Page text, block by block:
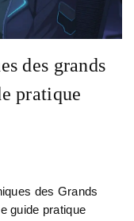
des grands
pratique
des Grands
guide pratique